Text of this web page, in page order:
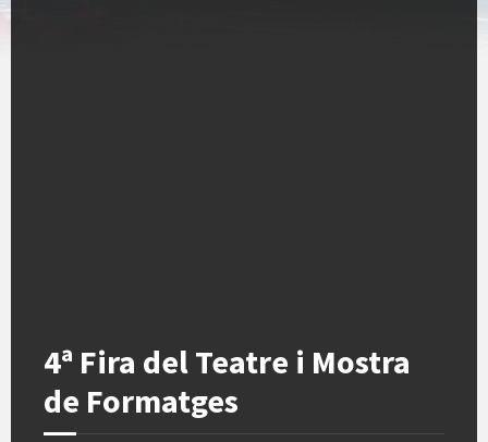
4ª Fira del Teatre i Mostra
de Formatges